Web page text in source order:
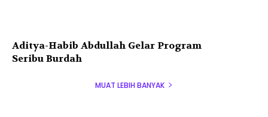
Aditya-Habib Abdullah Gelar Program
Seribu Burdah
MUAT LEBIH BANYAK